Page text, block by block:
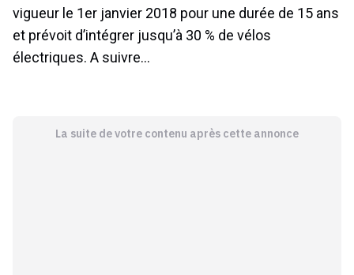
vigueur le 1er janvier 2018 pour une durée de 15 ans
et prévoit d’intégrer jusqu’à 30 % de vélos
électriques. A suivre…
La suite de votre contenu après cette annonce